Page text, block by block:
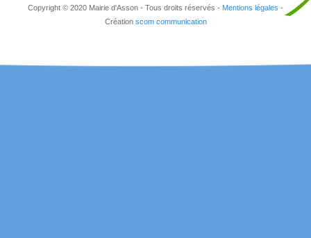
Copyright © 2020 Mairie d'Asson - Tous droits réservés - Mentions légales -
Création scom communication